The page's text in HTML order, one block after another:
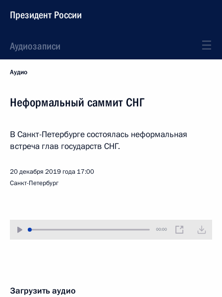
Президент России
Аудиозаписи
Аудио
Неформальный саммит СНГ
В Санкт-Петербурге состоялась неформальная
встреча глав государств СНГ.
20 декабря 2019 года 17:00
Санкт-Петербург
00:00
Загрузить аудио